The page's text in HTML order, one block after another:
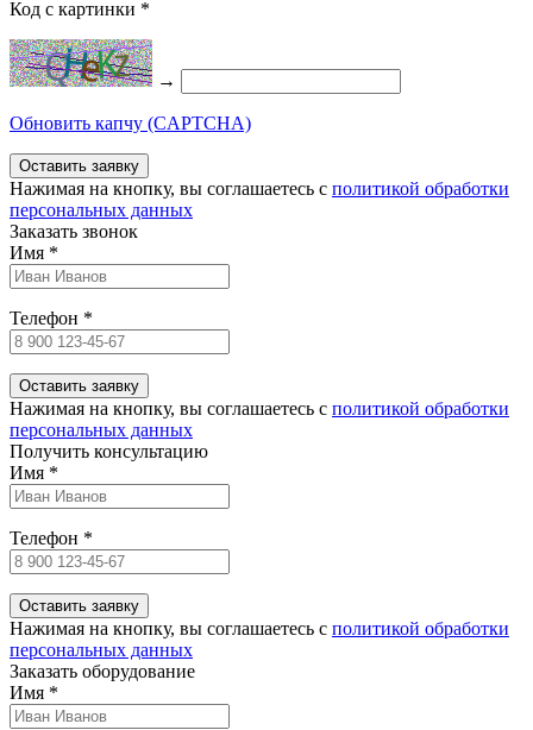
Код с картинки *
→
Обновить капчу (CAPTCHA)
Нажимая на кнопку, вы соглашаетесь c политикой обработки
персональных данных
Заказать звонок
Имя *
Телефон *
Нажимая на кнопку, вы соглашаетесь c политикой обработки
персональных данных
Получить консультацию
Имя *
Телефон *
Нажимая на кнопку, вы соглашаетесь c политикой обработки
персональных данных
Заказать оборудование
Имя *